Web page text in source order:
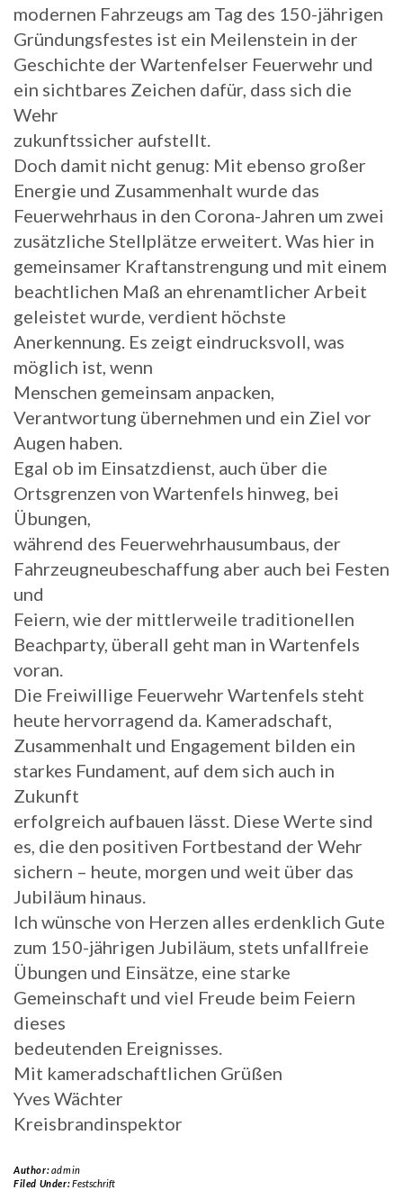
modernen Fahrzeugs am Tag des 150-jährigen
Gründungsfestes ist ein Meilenstein in der
Geschichte der Wartenfelser Feuerwehr und
ein sichtbares Zeichen dafür, dass sich die
Wehr
zukunftssicher aufstellt.
Doch damit nicht genug: Mit ebenso großer
Energie und Zusammenhalt wurde das
Feuerwehrhaus in den Corona-Jahren um zwei
zusätzliche Stellplätze erweitert. Was hier in
gemeinsamer Kraftanstrengung und mit einem
beachtlichen Maß an ehrenamtlicher Arbeit
geleistet wurde, verdient höchste
Anerkennung. Es zeigt eindrucksvoll, was
möglich ist, wenn
Menschen gemeinsam anpacken,
Verantwortung übernehmen und ein Ziel vor
Augen haben.
Egal ob im Einsatzdienst, auch über die
Ortsgrenzen von Wartenfels hinweg, bei
Übungen,
während des Feuerwehrhausumbaus, der
Fahrzeugneubeschaffung aber auch bei Festen
und
Feiern, wie der mittlerweile traditionellen
Beachparty, überall geht man in Wartenfels
voran.
Die Freiwillige Feuerwehr Wartenfels steht
heute hervorragend da. Kameradschaft,
Zusammenhalt und Engagement bilden ein
starkes Fundament, auf dem sich auch in
Zukunft
erfolgreich aufbauen lässt. Diese Werte sind
es, die den positiven Fortbestand der Wehr
sichern – heute, morgen und weit über das
Jubiläum hinaus.
Ich wünsche von Herzen alles erdenklich Gute
zum 150-jährigen Jubiläum, stets unfallfreie
Übungen und Einsätze, eine starke
Gemeinschaft und viel Freude beim Feiern
dieses
bedeutenden Ereignisses.
Mit kameradschaftlichen Grüßen
Yves Wächter
Kreisbrandinspektor
Author:admin
Filed Under:Festschrift